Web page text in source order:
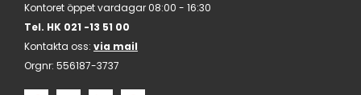
Kontoret öppet vardagar 08:00 - 16:30
Tel. HK 021 -13 51 00
Kontakta oss: via mail
Orgnr: 556187-3737